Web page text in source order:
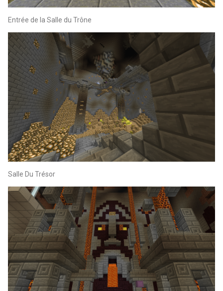
Entrée de la Salle du Trône
Salle Du Trésor